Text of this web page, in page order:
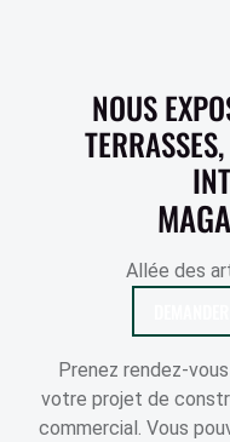
NOUS
Allée des
Prenez rendez-
votre projet de
commercial. Vous